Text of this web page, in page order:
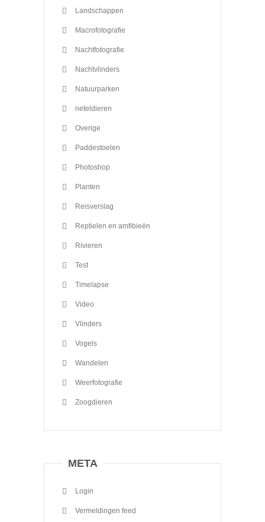
Landschappen
Macrofotografie
Nachtfotografie
Nachtvlinders
Natuurparken
neteldieren
Overige
Paddestoelen
Photoshop
Planten
Reisverslag
Reptielen en amfibieën
Rivieren
Test
Timelapse
Video
Vlinders
Vogels
Wandelen
Weerfotografie
Zoogdieren
META
Login
Vermeldingen feed